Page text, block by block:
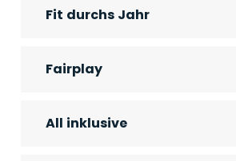
Fit durchs Jahr
Fairplay
All inklusive